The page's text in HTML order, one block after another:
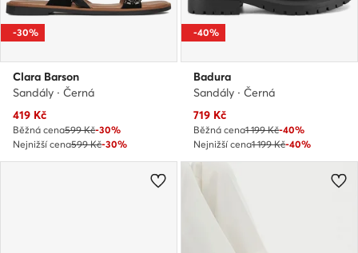
-30%
Clara Barson
Sandály · Černá
Aktuální cena
419 Kč
Běžná cena599 Kč-30%
Nejnižší cena599 Kč-30%
-40%
Badura
Sandály · Černá
Aktuální cena
719 Kč
Běžná cena1 199 Kč-40%
Nejnižší cena1 199 Kč-40%